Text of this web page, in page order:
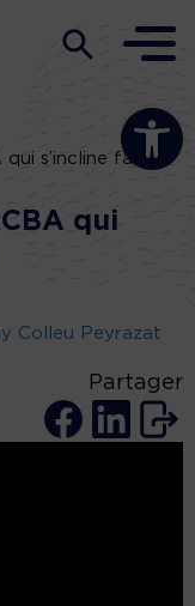
Ouvrir la
s’incline face à
qui
Colleu Peyrazat
Partager